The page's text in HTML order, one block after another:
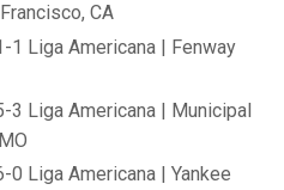
CA
1 Liga Americana | Fenway
3 Liga Americana | Municipal
0 Liga Americana | Yankee